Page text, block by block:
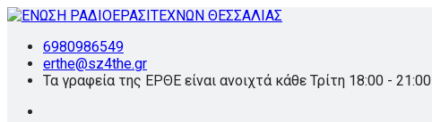
6980986549
erthe@sz4the.gr
Τα γραφεία της ΕΡΘΕ είναι ανοιχτά κάθε Τρίτη 18:00 - 21:00